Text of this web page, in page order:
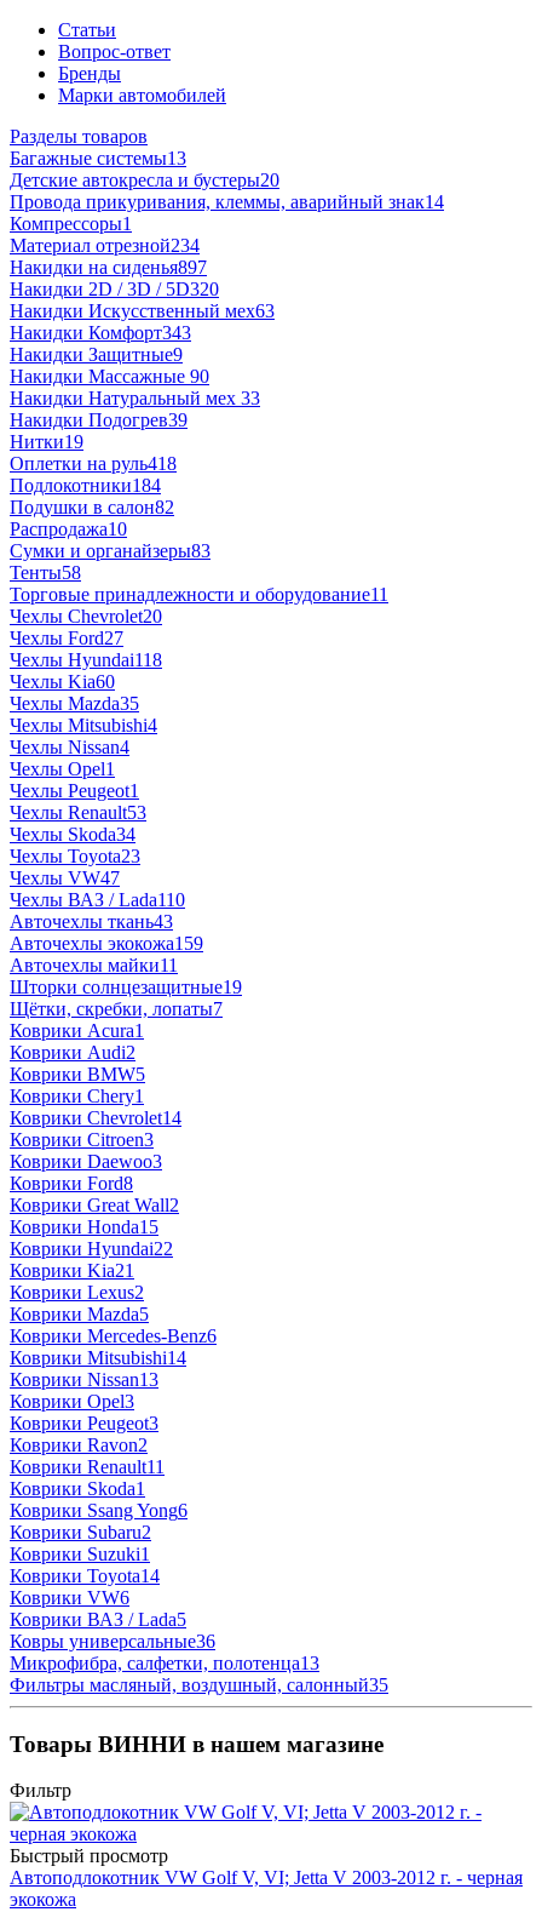
Статьи
Вопрос-ответ
Бренды
Марки автомобилей
Разделы товаров
Багажные системы13
Детские автокресла и бустеры20
Провода прикуривания, клеммы, аварийный знак14
Компрессоры1
Материал отрезной234
Накидки на сиденья897
Накидки 2D / 3D / 5D320
Накидки Искусственный мех63
Накидки Комфорт343
Накидки Защитные9
Накидки Массажные 90
Накидки Натуральный мех 33
Накидки Подогрев39
Нитки19
Оплетки на руль418
Подлокотники184
Подушки в салон82
Распродажа10
Сумки и органайзеры83
Тенты58
Торговые принадлежности и оборудование11
Чехлы Chevrolet20
Чехлы Ford27
Чехлы Hyundai118
Чехлы Kia60
Чехлы Mazda35
Чехлы Mitsubishi4
Чехлы Nissan4
Чехлы Opel1
Чехлы Peugeot1
Чехлы Renault53
Чехлы Skoda34
Чехлы Toyota23
Чехлы VW47
Чехлы ВАЗ / Lada110
Авточехлы ткань43
Авточехлы экокожа159
Авточехлы майки11
Шторки солнцезащитные19
Щётки, скребки, лопаты7
Коврики Acura1
Коврики Audi2
Коврики BMW5
Коврики Chery1
Коврики Chevrolet14
Коврики Citroen3
Коврики Daewoo3
Коврики Ford8
Коврики Great Wall2
Коврики Honda15
Коврики Hyundai22
Коврики Kia21
Коврики Lexus2
Коврики Mazda5
Коврики Mercedes-Benz6
Коврики Mitsubishi14
Коврики Nissan13
Коврики Opel3
Коврики Peugeot3
Коврики Ravon2
Коврики Renault11
Коврики Skoda1
Коврики Ssang Yong6
Коврики Subaru2
Коврики Suzuki1
Коврики Toyota14
Коврики VW6
Коврики ВАЗ / Lada5
Ковры универсальные36
Микрофибра, салфетки, полотенца13
Фильтры масляный, воздушный, салонный35
Товары ВИННИ в нашем магазине
Фильтр
Быстрый просмотр
Автоподлокотник VW Golf V, VI; Jetta V 2003-2012 г. - черная
экокожа